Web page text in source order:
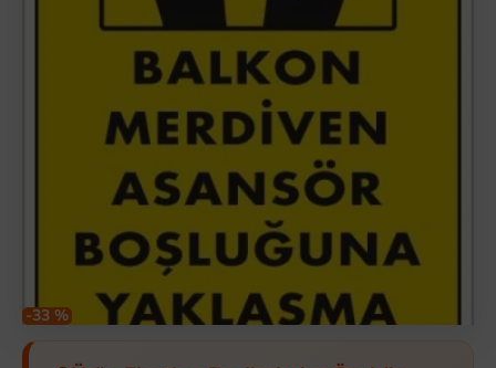
-33 %